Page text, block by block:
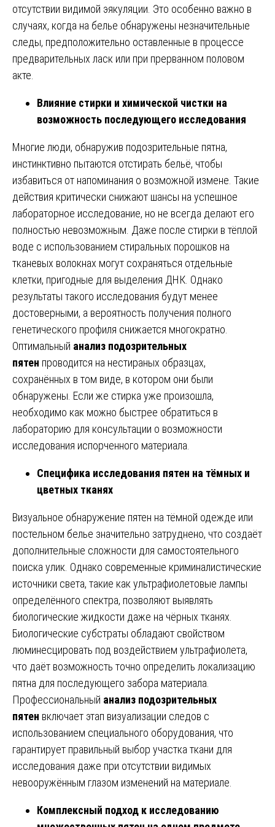
отсутствии видимой эякуляции. Это особенно важно в
случаях, когда на белье обнаружены незначительные
следы, предположительно оставленные в процессе
предварительных ласк или при прерванном половом
акте.
Влияние стирки и химической чистки на
возможность последующего исследования
Многие люди, обнаружив подозрительные пятна,
инстинктивно пытаются отстирать бельё, чтобы
избавиться от напоминания о возможной измене. Такие
действия критически снижают шансы на успешное
лабораторное исследование, но не всегда делают его
полностью невозможным. Даже после стирки в тёплой
воде с использованием стиральных порошков на
тканевых волокнах могут сохраняться отдельные
клетки, пригодные для выделения ДНК. Однако
результаты такого исследования будут менее
достоверными, а вероятность получения полного
генетического профиля снижается многократно.
Оптимальный анализ подозрительных
пятен проводится на нестираных образцах,
сохранённых в том виде, в котором они были
обнаружены. Если же стирка уже произошла,
необходимо как можно быстрее обратиться в
лабораторию для консультации о возможности
исследования испорченного материала.
Специфика исследования пятен на тёмных и
цветных тканях
Визуальное обнаружение пятен на тёмной одежде или
постельном белье значительно затруднено, что создаёт
дополнительные сложности для самостоятельного
поиска улик. Однако современные криминалистические
источники света, такие как ультрафиолетовые лампы
определённого спектра, позволяют выявлять
биологические жидкости даже на чёрных тканях.
Биологические субстраты обладают свойством
люминесцировать под воздействием ультрафиолета,
что даёт возможность точно определить локализацию
пятна для последующего забора материала.
Профессиональный анализ подозрительных
пятен включает этап визуализации следов с
использованием специального оборудования, что
гарантирует правильный выбор участка ткани для
исследования даже при отсутствии видимых
невооружённым глазом изменений на материале.
Комплексный подход к исследованию